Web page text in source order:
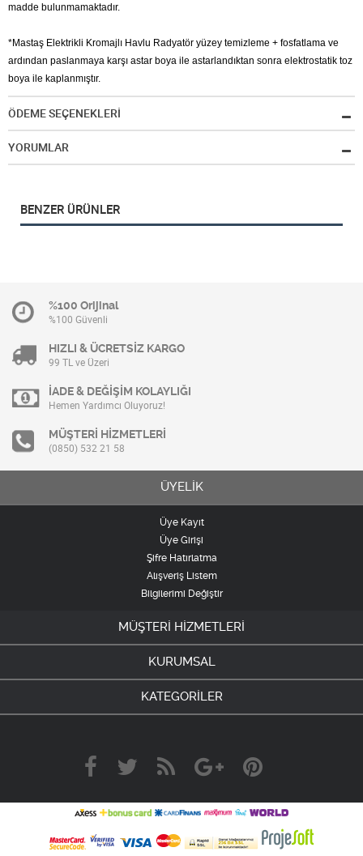
madde bulunmamaktadır.
*Mastaş Elektrikli Kromajlı Havlu Radyatör yüzey temizleme + fosfatlama ve
ardından paslanmaya karşı astar boya ile astarlandıktan sonra elektrostatik toz
boya ile kaplanmıştır.
ÖDEME SEÇENEKLERİ
YORUMLAR
BENZER ÜRÜNLER
%100 Orijinal
%100 Güvenli
HIZLI & ÜCRETSİZ KARGO
99 TL ve Üzeri
İADE & DEĞİŞİM KOLAYLIĞI
Hemen Yardımcı Oluyoruz!
MÜŞTERİ HİZMETLERİ
(0850) 532 21 58
ÜYELİK
Üye Kayıt
Üye Girişi
Şifre Hatırlatma
Alışveriş Listem
Bilgilerimi Değiştir
MÜŞTERİ HİZMETLERİ
KURUMSAL
KATEGORİLER